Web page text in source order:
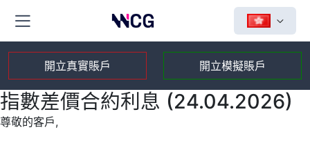
開立真實賬戶 開立模擬賬戶
指數差價合約利息 (24.04.2026)
尊敬的客戶,